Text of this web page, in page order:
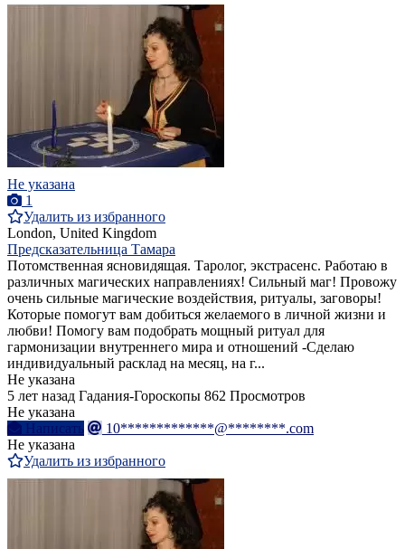
Не указана
1
Удалить из избранного
London, United Kingdom
Предсказательница Тамара
Потомственная ясновидящая. Таролог, экстрасенс. Работаю в
различных магических направлениях! Сильный маг! Провожу
очень сильные магические воздействия, ритуалы, заговоры!
Которые помогут вам добиться желаемого в личной жизни и
любви! Помогу вам подобрать мощный ритуал для
гармонизации внутреннего мира и отношений -Сделаю
индивидуальный расклад на месяц, на г...
Не указана
5 лет назад Гадания-Гороскопы 862 Просмотров
Не указана
Написать
10*************@********.com
Не указана
Удалить из избранного